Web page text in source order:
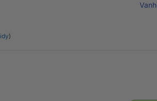
)